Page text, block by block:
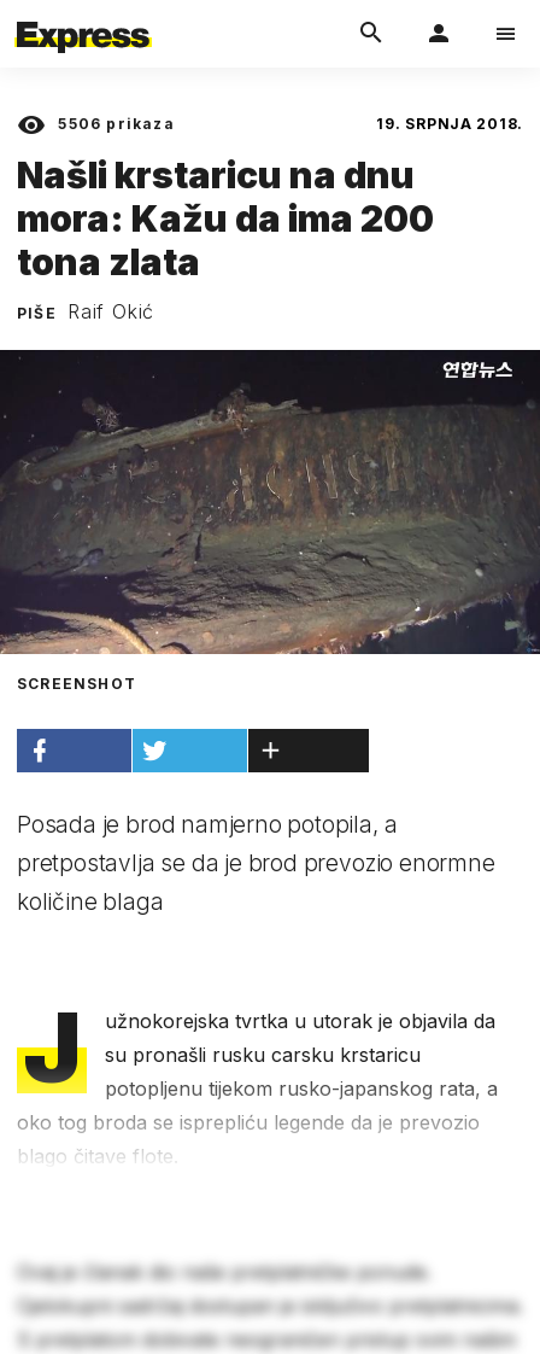
5506 prikaza 19. SRPNJA 2018.
Našli krstaricu na dnu
mora: Kažu da ima 200
tona zlata
PIŠE Raif Okić
SCREENSHOT
Posada je brod namjerno potopila, a
pretpostavlja se da je brod prevozio enormne
količine blaga
J
užnokorejska tvrtka u utorak je objavila da
su pronašli rusku carsku krstaricu
potopljenu tijekom rusko-japanskog rata, a
oko tog broda se isprepliću legende da je prevozio
blago čitave flote.
Ovaj je članak dio naše pretplatničke ponude.
Cjelokupni sadržaj dostupan je isključivo pretplatnicima.
S pretplatom dobivate neograničen pristup svim našim